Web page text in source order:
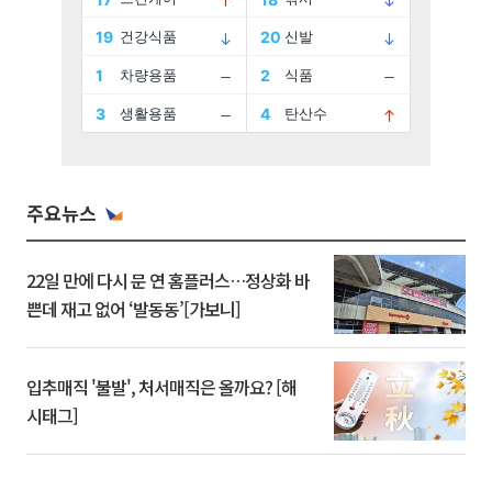
주요뉴스
22일 만에 다시 문 연 홈플러스…정상화 바
쁜데 재고 없어 ‘발동동’[가보니]
입추매직 '불발', 처서매직은 올까요? [해
시태그]